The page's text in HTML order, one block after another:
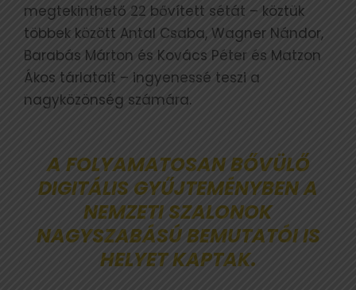
megtekinthető 22 bővített sétát – köztük
többek között Antal Csaba, Wagner Nándor,
Barabás Márton és Kovács Péter és Matzon
Ákos tárlatait – ingyenessé teszi a
nagyközönség számára.
A FOLYAMATOSAN BŐVÜLŐ
DIGITÁLIS GYŰJTEMÉNYBEN A
NEMZETI SZALONOK
NAGYSZABÁSÚ BEMUTATÓI IS
HELYET KAPTAK.